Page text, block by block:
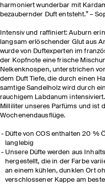
harmoniert wunderbar mit
bezaubernder Duft entsteht.” –
Intensiv und raffiniert: Auburn
langsam erlöschender Glut aus
wurde von Duftexperten im
der Kopfnote eine frische
Nelkenknospen, unterstrichen
dem Duft Tiefe, die durch einen
samtige Sandelholz wird durch
rauchigem Labdanum
Milliliter unseres Parfüms und ist
Wochenendausflüge.
Düfte von COS enthalten 20 %
langlebig​
Unsere Düfte werden aus
hergestellt, die in der Farbe
an einem kühlen, dunklen Ort
verschlossener Kappe am